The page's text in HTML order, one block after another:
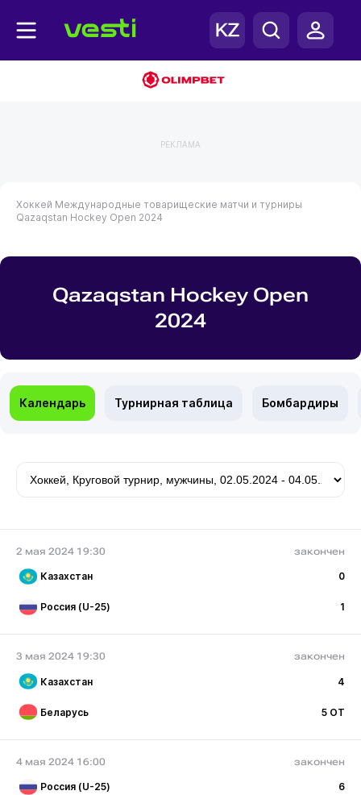
РЕКЛАМА
Хоккей Международные товарищеские матчи и турниры
Qazaqstan Hockey Open 2024
Qazaqstan Hockey Open
2024
Календарь Турнирная таблица Бомбардиры
2 мая 2024 19:30 закончен
Казахстан 0
Россия (U-25) 1
3 мая 2024 19:30 закончен
Казахстан 4
Беларусь 5 ОТ
4 мая 2024 16:00 закончен
Россия (U-25) 6